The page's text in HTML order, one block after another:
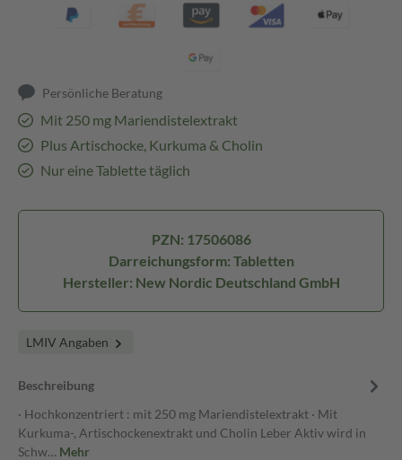
Persönliche Beratung
Mit 250 mg Mariendistelextrakt
Plus Artischocke, Kurkuma & Cholin
Nur eine Tablette täglich
PZN: 17506086
Darreichungsform: Tabletten
Hersteller: New Nordic Deutschland GmbH
LMIV Angaben
Beschreibung
· Hochkonzentriert : mit 250 mg Mariendistelextrakt · Mit
Kurkuma-, Artischockenextrakt und Cholin Leber Aktiv wird in
Schw… Mehr